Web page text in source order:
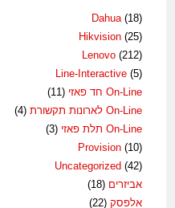
Dahua (18)
Hikvision (25)
Lenovo (212)
Line-Interactive (5)
On-Line חד פאזי
(11)
On-Line לארונות תקשורת
(4)
On-Line תלת פאזי
(3)
Provision (10)
Uncategorized (42)
אביזרים (18)
אלפסק (22)